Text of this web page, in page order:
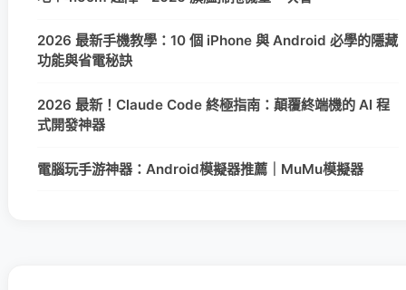
2026 最新手機教學：10 個 iPhone 與 Android 必學的隱藏
功能與省電秘訣
2026 最新！Claude Code 終極指南：顛覆終端機的 AI 程
式開發神器
電腦玩手游神器：Android模擬器推薦｜MuMu模擬器